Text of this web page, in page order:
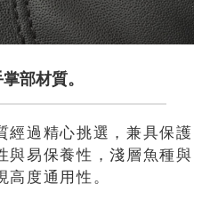
部材質。
經過精心挑選，兼具保護
與易保養性，淺層魚種與
度通用性。